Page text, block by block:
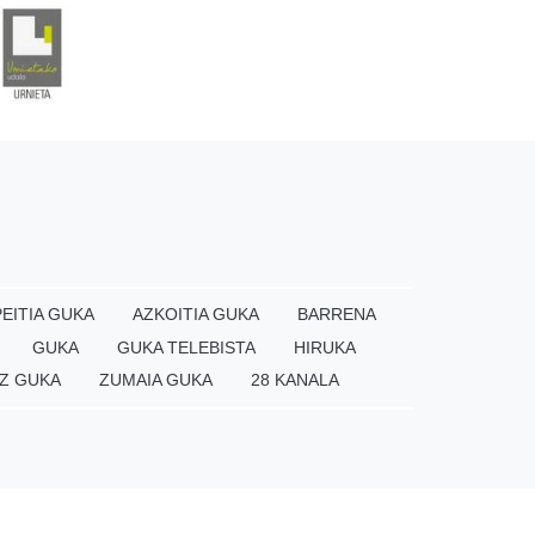
GUKA AZKOITIA GUKA
BARRENA
GUKA GUKA TELEBISTA
HIRUKA
GUKA ZUMAIA GUKA 28 KANALA